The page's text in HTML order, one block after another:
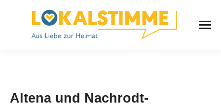
Altena und Nachrodt-